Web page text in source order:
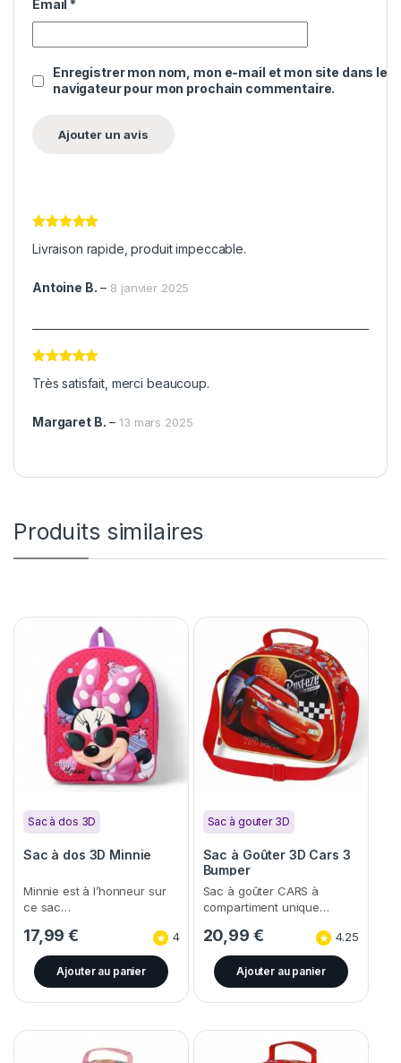
Email *
Enregistrer mon nom, mon e-mail et mon site dans le
navigateur pour mon prochain commentaire.
5
Livraison rapide, produit impeccable.
Antoine B. – 8 janvier 2025
5
Très satisfait, merci beaucoup.
Margaret B. –13 mars 2025
Produits similaires
Sac à dos 3D
Sac à dos 3D Minnie
Minnie est à l’honneur sur
ce sac…
17,99€ 4
Ajouter au panier
Sac à gouter 3D
Sac à Goûter 3D Cars 3
Bumper
Sac à goûter CARS à
compartiment unique…
20,99 € 4.25
Ajouter au panier